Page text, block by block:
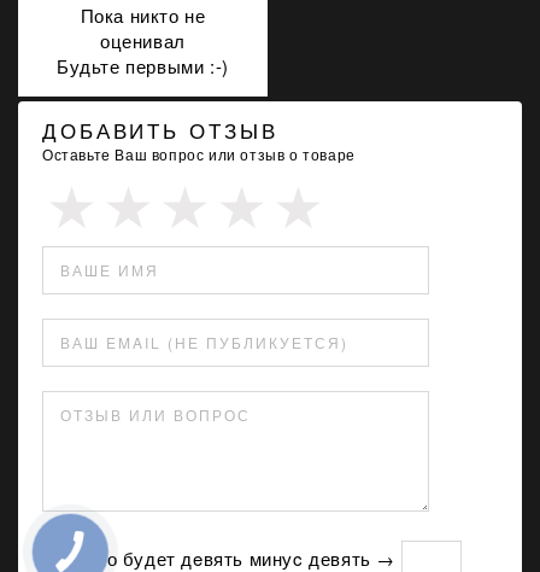
Пока никто не
оценивал
Будьте первыми :-)
ДОБАВИТЬ ОТЗЫВ
Оставьте Ваш вопрос или отзыв о товаре
ВАШЕ ИМЯ
ВАШ EMAIL (НЕ ПУБЛИКУЕТСЯ)
ОТЗЫВ ИЛИ ВОПРОС
Сколько будет дeвять минуc девять →